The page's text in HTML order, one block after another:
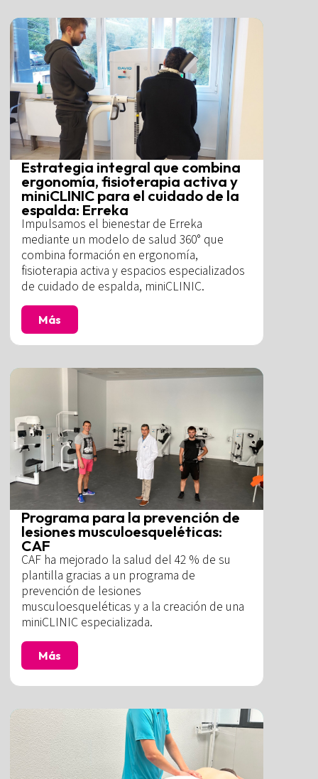
Estrategia integral que combina
ergonomía, fisioterapia activa y
miniCLINIC para el cuidado de la
espalda: Erreka
Impulsamos el bienestar de Erreka
mediante un modelo de salud 360° que
combina formación en ergonomía,
fisioterapia activa y espacios especializados
de cuidado de espalda, miniCLINIC.
Más
Programa para la prevención de
lesiones musculoesqueléticas:
CAF
CAF ha mejorado la salud del 42 % de su
plantilla gracias a un programa de
prevención de lesiones
musculoesqueléticas y a la creación de una
miniCLINIC especializada.
Más